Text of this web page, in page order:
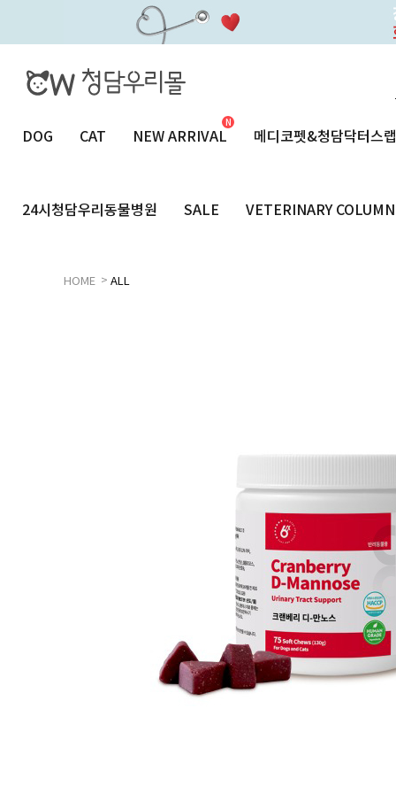
DOG CAT NEW ARRIVAL 메디코펫&청담닥터스랩
24시청담우리동물병원 SALE VETERINARY COLUMN
HOME > ALL